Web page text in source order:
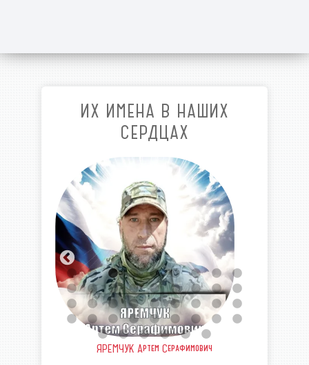
ИХ ИМЕНА В НАШИХ
СЕРДЦАХ
ШВЫДКИЙ Валерий Валерьевич